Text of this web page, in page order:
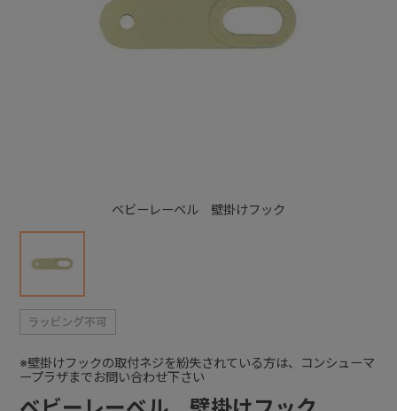
ベビーレーベル 壁掛けフック
※壁掛けフックの取付ネジを紛失されている方は、コンシューマ
ープラザまでお問い合わせ下さい